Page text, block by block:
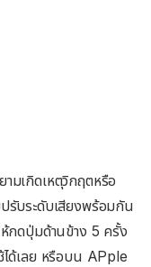
มเกิดเหตุวิกฤตหรือ
รับระดับเสียงพร้อมกัน
ห้กดปุ่มด้านข้าง 5 ครั้ง
ได้เลย หรือบน APple